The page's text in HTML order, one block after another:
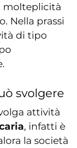
molteplicità
Nella prassi
di tipo
svolgere
attività
, infatti è
la società